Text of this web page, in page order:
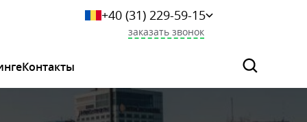
+40 (31) 229-59-15
+359 249-044-46
заказать звонок
Контакты